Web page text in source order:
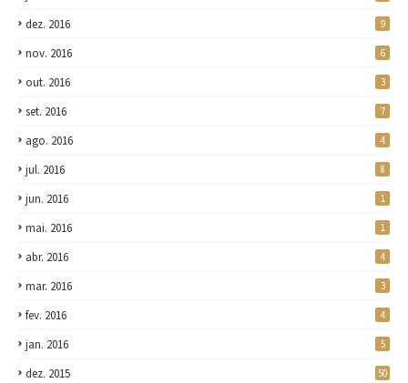
dez. 2016 9
nov. 2016 6
out. 2016 3
set. 2016 7
ago. 2016 4
jul. 2016 8
jun. 2016 1
mai. 2016 1
abr. 2016 4
mar. 2016 3
fev. 2016 4
jan. 2016 5
dez. 2015 50